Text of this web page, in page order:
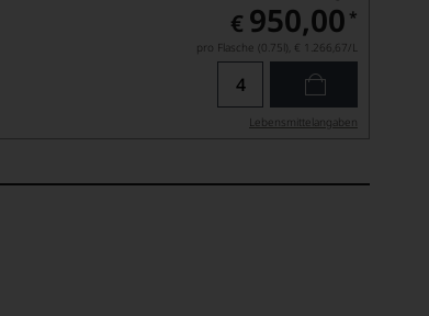
€ 950,00 *
pro Flasche (0.75l), € 1.266,67/L
Lebensmittel­angaben